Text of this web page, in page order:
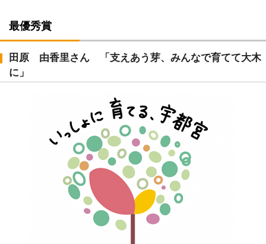
最優秀賞
田原 由香里さん 「支えあう芽、みんなで育てて大木
に」